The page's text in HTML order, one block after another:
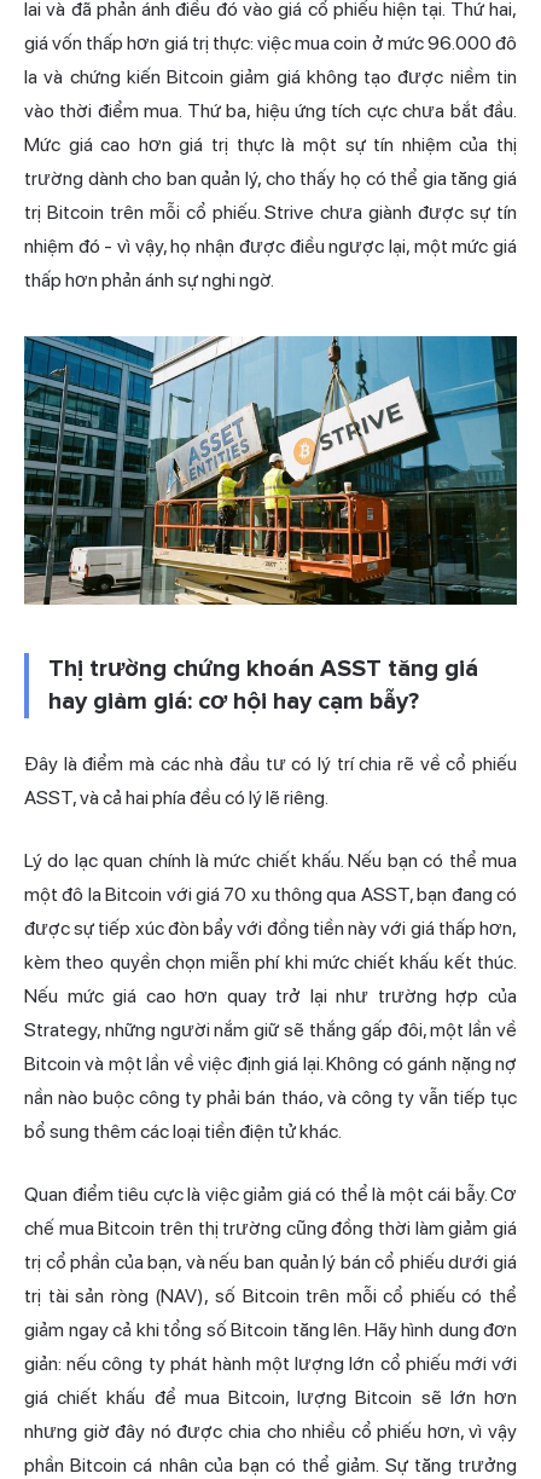
lai và đã phản ánh điều đó vào giá cổ phiếu hiện tại. Thứ hai,
giá vốn thấp hơn giá trị thực: việc mua coin ở mức 96.000 đô
la và chứng kiến Bitcoin giảm giá không tạo được niềm tin
vào thời điểm mua. Thứ ba, hiệu ứng tích cực chưa bắt đầu.
Mức giá cao hơn giá trị thực là một sự tín nhiệm của thị
trường dành cho ban quản lý, cho thấy họ có thể gia tăng giá
trị Bitcoin trên mỗi cổ phiếu. Strive chưa giành được sự tín
nhiệm đó - vì vậy, họ nhận được điều ngược lại, một mức giá
thấp hơn phản ánh sự nghi ngờ.
Thị trường chứng khoán ASST tăng giá
hay giảm giá: cơ hội hay cạm bẫy?
Đây là điểm mà các nhà đầu tư có lý trí chia rẽ về cổ phiếu
ASST, và cả hai phía đều có lý lẽ riêng.
Lý do lạc quan chính là mức chiết khấu. Nếu bạn có thể mua
một đô la Bitcoin với giá 70 xu thông qua ASST, bạn đang có
được sự tiếp xúc đòn bẩy với đồng tiền này với giá thấp hơn,
kèm theo quyền chọn miễn phí khi mức chiết khấu kết thúc.
Nếu mức giá cao hơn quay trở lại như trường hợp của
Strategy, những người nắm giữ sẽ thắng gấp đôi, một lần về
Bitcoin và một lần về việc định giá lại. Không có gánh nặng nợ
nần nào buộc công ty phải bán tháo, và công ty vẫn tiếp tục
bổ sung thêm các loại tiền điện tử khác.
Quan điểm tiêu cực là việc giảm giá có thể là một cái bẫy. Cơ
chế mua Bitcoin trên thị trường cũng đồng thời làm giảm giá
trị cổ phần của bạn, và nếu ban quản lý bán cổ phiếu dưới giá
trị tài sản ròng (NAV), số Bitcoin trên mỗi cổ phiếu có thể
giảm ngay cả khi tổng số Bitcoin tăng lên. Hãy hình dung đơn
giản: nếu công ty phát hành một lượng lớn cổ phiếu mới với
giá chiết khấu để mua Bitcoin, lượng Bitcoin sẽ lớn hơn
nhưng giờ đây nó được chia cho nhiều cổ phiếu hơn, vì vậy
phần Bitcoin cá nhân của bạn có thể giảm. Sự tăng trưởng